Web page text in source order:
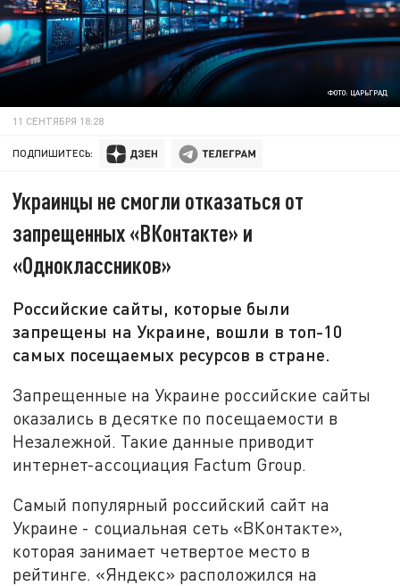
ФОТО: ЦАРЬГРАД
11 СЕНТЯБРЯ 18:28
ПОДПИШИТЕСЬ:
Украинцы не смогли отказаться от
запрещенных «ВКонтакте» и
«Одноклассников»
Российские сайты, которые были
запрещены на Украине, вошли в топ-10
самых посещаемых ресурсов в стране.
Запрещенные на Украине российские сайты
оказались в десятке по посещаемости в
Незалежной. Такие данные приводит
интернет-ассоциация Factum Group.
Самый популярный российский сайт на
Украине - социальная сеть «ВКонтакте»,
которая занимает четвертое место в
рейтинге. «Яндекс» расположился на